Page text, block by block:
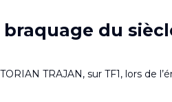
braquage du
TRAJAN, sur TF1, lors de